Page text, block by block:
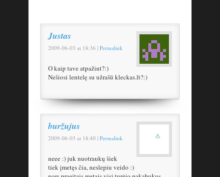
Justas
2009-06-03 at 18:36 | Permalink
O kaip tave atpažint?:)
Nešiosi lentelę su užrašū kleckas.lt?:)
buržujus
2009-06-03 at 18:40 | Permalink
neee :) juk nuotraukų šiek
tiek įmetęs čia, neslepiu veido :)